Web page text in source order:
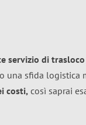
servizio di trasloco
una sfida logistica
costi, così saprai